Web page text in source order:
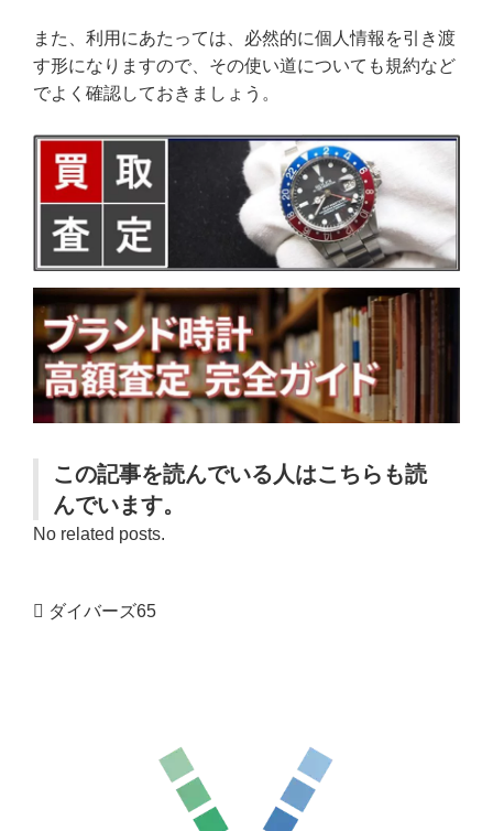
また、利用にあたっては、必然的に個人情報を引き渡
す形になりますので、その使い道についても規約など
でよく確認しておきましょう。
この記事を読んでいる人はこちらも読
んでいます。
No related posts.
ダイバーズ65